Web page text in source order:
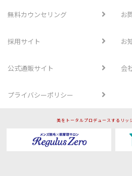
無料カウンセリング お
採用サイト お
公式通販サイト 会
プライバシーポリシー
美をトータルプロデュースするリッ